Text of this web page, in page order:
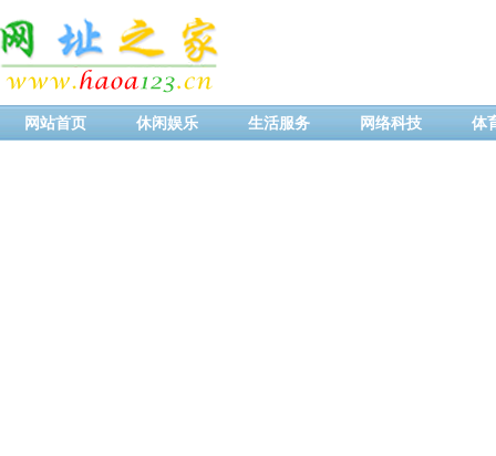
网站首页 休闲娱乐 生活服务 网络科技 体